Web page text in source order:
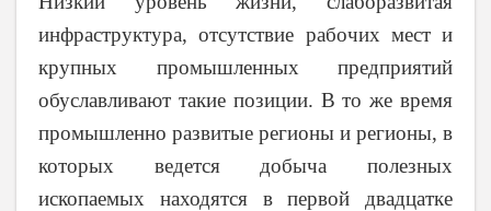
инфраструктура, отсутствие рабочих мест и
крупных промышленных предприятий
обуславливают такие позиции. В то же время
промышленно развитые регионы и регионы, в
которых ведется добыча полезных
ископаемых находятся в первой двадцатке